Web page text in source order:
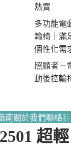
熱賣
多功能電
輪椅｜滿
個性化需
照顧者－
動後控輪
南關於我們聯絡
超輕